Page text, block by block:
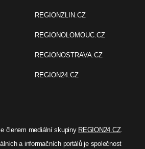
REGIONZLIN.CZ
REGIONOLOMOUC.CZ
REGIONOSTRAVA.CZ
REGION24.CZ
členem mediální skupiny REGION24.CZ.
a informačních portálů je společnost